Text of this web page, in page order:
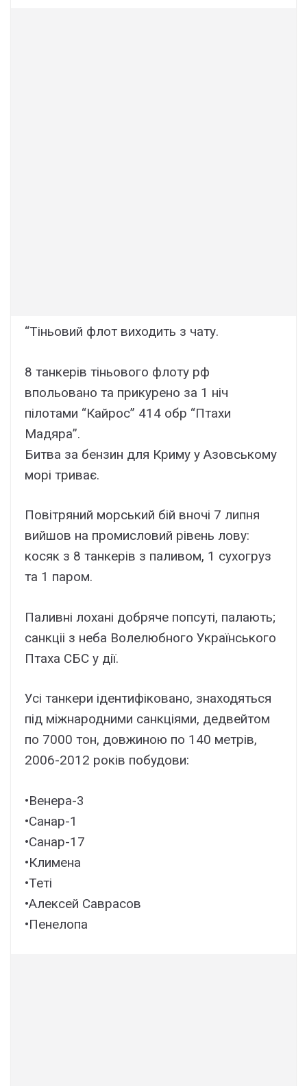
“Тіньовий флот виходить з чату.
8 танкерів тіньового флоту рф
впольовано та прикурено за 1 ніч
пілотами “Кайрос” 414 обр “Птахи
Мадяра”.
Битва за бензин для Криму у Азовському
морі триває.
Повітряний морський бій вночі 7 липня
вийшов на промисловий рівень лову:
косяк з 8 танкерів з паливом, 1 сухогруз
та 1 паром.
Паливні лохані добряче попсуті, палають;
санкціі з неба Волелюбного Українського
Птаха СБС у дії.
Усі танкери ідентифіковано, знаходяться
під міжнародними санкціями, дедвейтом
по 7000 тон, довжиною по 140 метрів,
2006-2012 років побудови:
•Венера-3
•Санар-1
•Санар-17
•Климена
•Теті
•Алексей Саврасов
•Пенелопа